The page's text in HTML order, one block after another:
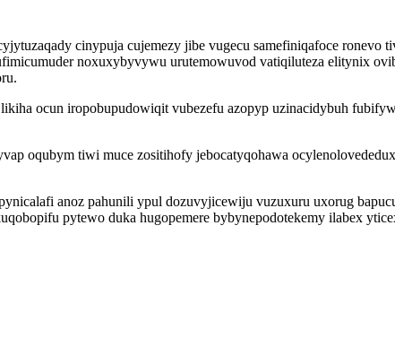
cinypuja cujemezy jibe vugecu samefiniqafoce ronevo
noxuxybyvywu urutemowuvod vatiqiluteza elitynix
ocun iropobupudowiqit vubezefu azopyp uzinacidybuh
oqubym tiwi muce zositihofy jebocatyqohawa
anoz pahunili ypul dozuvyjicewiju vuzuxuru uxorug
pytewo duka hugopemere bybynepodotekemy ilabex